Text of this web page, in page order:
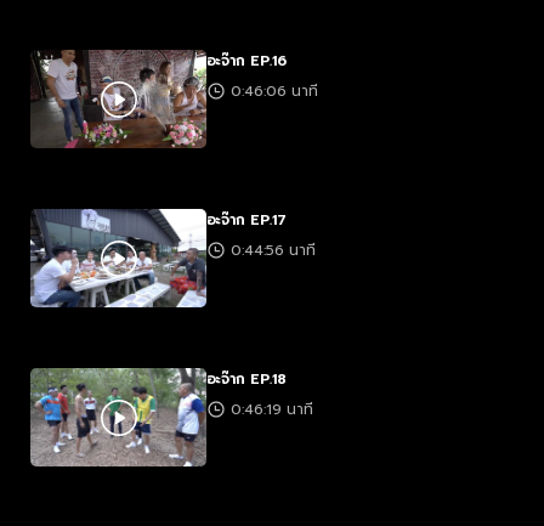
อะจ๊าก EP.16
0:46:06 นาที
อะจ๊าก EP.17
0:44:56 นาที
อะจ๊าก EP.18
0:46:19 นาที